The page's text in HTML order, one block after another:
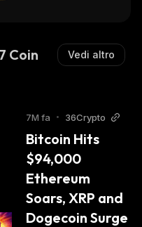
Coin Vedi altro
7M fa • 36Crypto
Bitcoin Hits
$94,000
Ethereum
Soars, XRP and
Dogecoin Surge